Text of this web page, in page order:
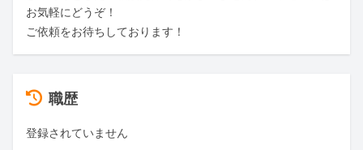
お気軽にどうぞ！
ご依頼をお待ちしております！
職歴
登録されていません